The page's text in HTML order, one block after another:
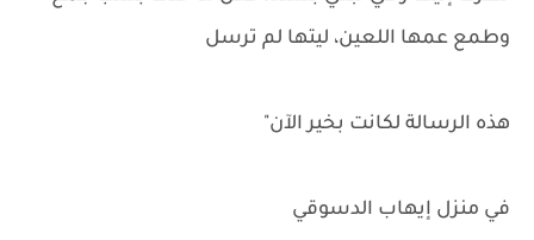
وطمع عمها اللعين، ليتها لم ترسل
هذه الرسالة لكانت بخير الآن"
في منزل إيهاب الدسوقي